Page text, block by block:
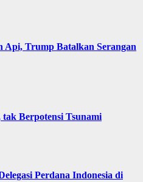
Trump Batalkan Serangan
Berpotensi Tsunami
Perdana Indonesia di